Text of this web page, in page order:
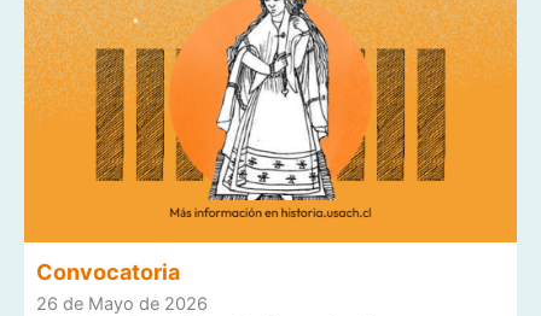
Convocatoria
26 de Mayo de 2026